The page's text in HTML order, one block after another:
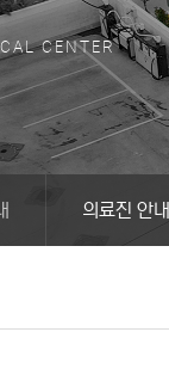
CENTER
의료진 안내